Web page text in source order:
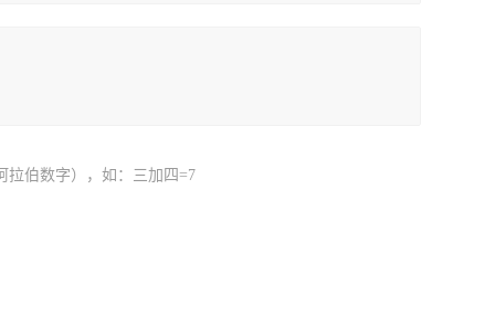
拉伯数字），如：三加四=7